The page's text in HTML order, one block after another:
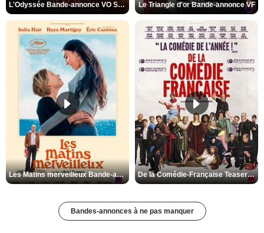
L'Odyssée Bande-annonce VO STFR Le Triangle d'or Bande-annonce VF
Les Matins merveilleux Bande-annonce VF De la Comédie-Française Teaser VF
Bandes-annonces à ne pas manquer